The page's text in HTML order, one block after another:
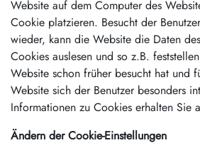
Website auf dem Computer des
Cookie platzieren. Besucht der
wieder, kann die Website die Daten
Cookies auslesen und so z.B.
Website schon früher besucht hat und
Website sich der Benutzer besonders
Informationen zu Cookies erhalten Sie
Ändern der Cookie-Einstellungen